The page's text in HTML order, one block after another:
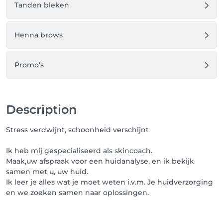
Tanden bleken
Henna brows
Promo’s
Description
Stress verdwijnt, schoonheid verschijnt
Ik heb mij gespecialiseerd als skincoach.
Maak,uw afspraak voor een huidanalyse, en ik bekijk
samen met u, uw huid.
Ik leer je alles wat je moet weten i.v.m. Je huidverzorging
en we zoeken samen naar oplossingen.